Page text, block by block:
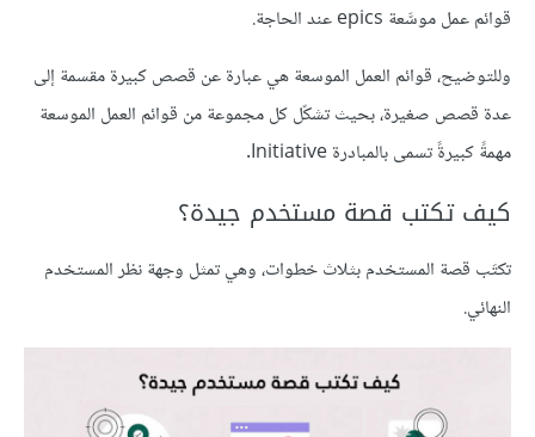
قوائم عمل موسَّعة epics عند الحاجة.
وللتوضيح، قوائم العمل الموسعة هي عبارة عن قصص كبيرة مقسمة إلى
عدة قصص صغيرة، بحيث تشكّل كل مجموعة من قوائم العمل الموسعة
مهمةً كبيرةً تسمى بالمبادرة Initiative.
كيف تكتب قصة مستخدم جيدة؟
تكتَب قصة المستخدم بثلاث خطوات، وهي تمثل وجهة نظر المستخدم
النهائي.